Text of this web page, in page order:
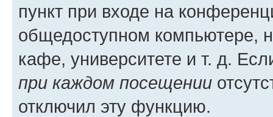
пункт при входе на
общедоступном компьютере,
кафе, университете и т. д.
при каждом посещении
отключил эту функцию.